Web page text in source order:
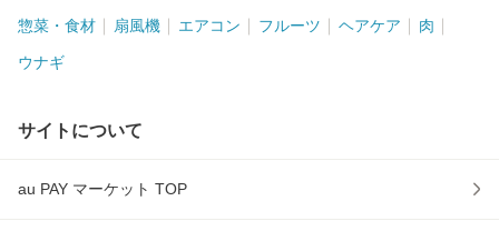
惣菜・食材 扇風機 エアコン フルーツ ヘアケア 肉
ウナギ
サイトについて
au PAY マーケット TOP